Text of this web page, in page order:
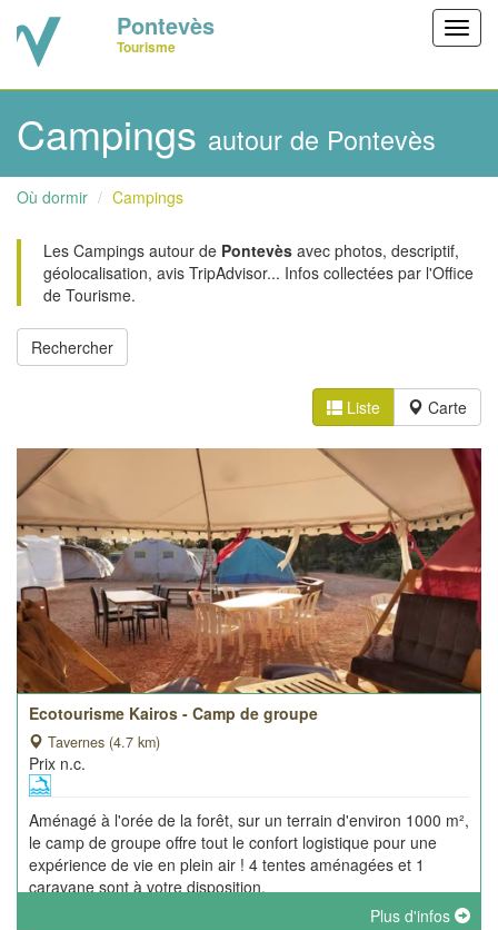
Pontevès
Tourisme
Campings autour de Pontevès
Où dormir Campings
Les Campings autour de Pontevès avec photos, descriptif,
géolocalisation, avis TripAdvisor... Infos collectées par l'Office
de Tourisme.
Liste Carte
Ecotourisme Kairos - Camp de groupe
Tavernes (4.7 km)
Prix n.c.
Aménagé à l'orée de la forêt, sur un terrain d'environ 1000 m²,
le camp de groupe offre tout le confort logistique pour une
expérience de vie en plein air ! 4 tentes aménagées et 1
caravane sont à votre disposition.
Plus d'infos